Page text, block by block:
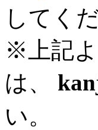
してく
※上記
は、
い。